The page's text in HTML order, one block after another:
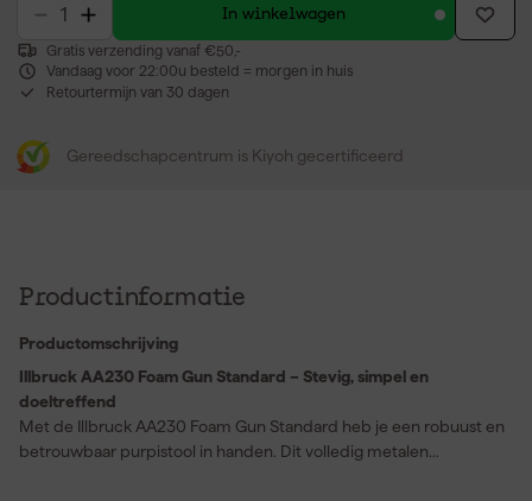
In winkelwagen
Gratis verzending vanaf €50,-
Vandaag voor 22:00u besteld = morgen in huis
Retourtermijn van 30 dagen
Gereedschapcentrum is Kiyoh gecertificeerd
Productinformatie
Productomschrijving
Illbruck AA230 Foam Gun Standard – Stevig, simpel en
doeltreffend
Met de Illbruck AA230 Foam Gun Standard heb je een robuust en
betrouwbaar purpistool in handen. Dit volledig metalen